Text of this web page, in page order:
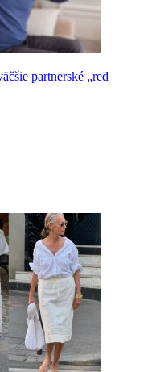
partnerské „red